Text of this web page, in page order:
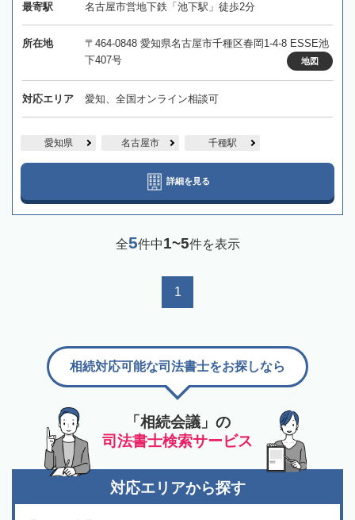
最寄駅 名古屋市営地下鉄「池下駅」徒歩2分
所在地
〒464-0848 愛知県名古屋市千種区春岡1-4-8 ESSE池
下407号
地図
対応エリア 愛知、全国オンライン相談可
愛知県 名古屋市 千種駅
詳細を見る
全5件中1~5件を表示
1
「相続会議」の
司法書士検索サービス
相続対応可能な司法書士をお探しなら
対応エリアから探す